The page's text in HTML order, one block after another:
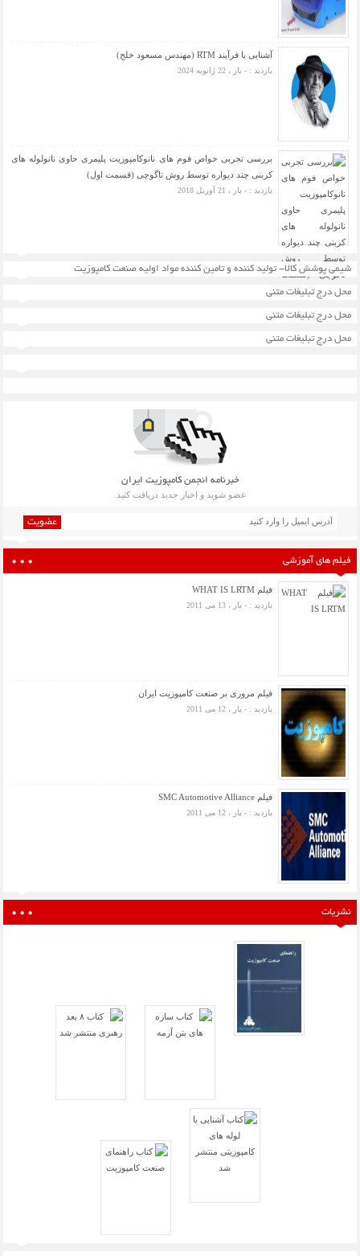
آشنایی با فرآیند RTM (مهندس مسعود خلج)
بازدید : - بار ، 22 ژانویه 2024
بررسی تجربی خواص فوم های نانوکامپوزیت پلیمری حاوی نانولوله های
کربنی چند دیواره توسط روش تاگوچی (قسمت اول)
بازدید : - بار ، 21 آوریل 2018
نشریات
فیلم های آموزشی
فیلم WHAT IS LRTM
بازدید : - بار ، 13 می 2011
فیلم مروری بر صنعت کامپوزیت ایران
بازدید : - بار ، 12 می 2011
فیلم SMC Automotive Alliance
بازدید : - بار ، 12 می 2011
خبرنامه انجمن کامپوزیت ایران
عضو شوید و اخبار جدید دریافت کنید.
عضویت
شیمی پوشش کالا- تولید کننده و تامین کننده مواد اولیه صنعت کامپوزیت
محل درج تبلیغات متنی
محل درج تبلیغات متنی
محل درج تبلیغات متنی